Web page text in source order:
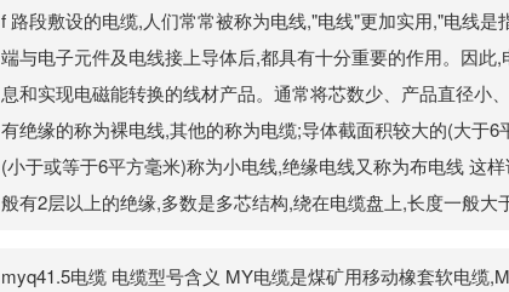
f 路段敷设的电缆,人们常常被称为电线,"电线"更加实用,"电线是
端与电子元件及电线接上导体后,都具有十分重要的作用。因此
息和实现电磁能转换的线材产品。通常将芯数少、产品直径小
有绝缘的称为裸电线,其他的称为电缆;导体截面积较大的(大于6
(小于或等于6平方毫米)称为小电线,绝缘电线又称为布电线 这
般有2层以上的绝缘,多数是多芯结构,绕在电缆盘上,长度一般大
myq41.5电缆 电缆型号含义 MY电缆是煤矿用移动橡套软电缆